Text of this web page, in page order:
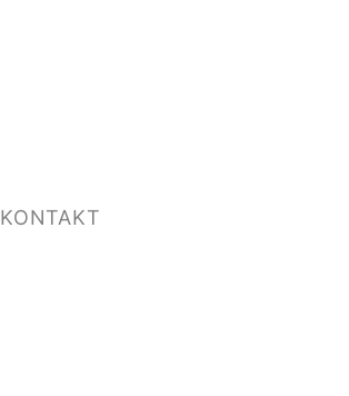
KONTAKT